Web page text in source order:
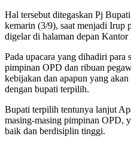
Hal tersebut ditegaskan Pj
kemarin (3/9), saat menjadi Irup
digelar di halaman depan
Pada upacara yang dihadiri para
pimpinan OPD dan ribuan
kebijakan dan apapun yang
dengan bupati terpilih.
Bupati terpilih tentunya lanjut
masing-masing pimpinan OPD,
baik dan berdisiplin tinggi.